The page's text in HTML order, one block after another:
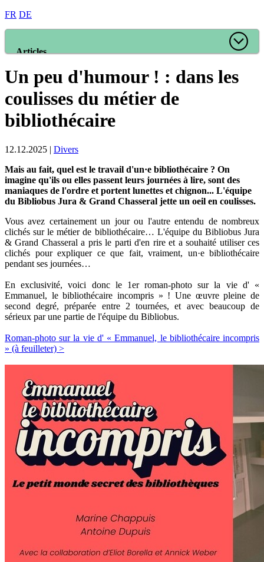
FR DE
Articles
Tous les articles
Articles recommandés
Les mieux notés
Catégories
L’Office de la culture
La Commission
informe
Les bibliothèques
informent
Locaux et
infrastructure
Collections
Utilisation
Finances
Gestion de la qualité
Droit et politique
Relations publiques
Encouragement à la
Du monde entier
Divers
Tags
Manifestations
Formation et
perfectionnement
Animations
Jeune public
Ecole et bibliothèque
Subventions
extraordinaires
Littérature de
Membres de la
commission
Un peu d'humour ! : dans les
coulisses du métier de
bibliothécaire
12.12.2025 | Divers
Mais au fait, quel est le travail d'un·e bibliothécaire ? On
imagine qu'ils ou elles passent leurs journées à lire, sont des
maniaques de l'ordre et portent lunettes et chignon... L'équipe
du Bibliobus Jura & Grand Chasseral jette un oeil en coulisses.
Vous avez certainement un jour ou l'autre entendu de nombreux
clichés sur le métier de bibliothécaire… L'équipe du Bibliobus Jura
& Grand Chasseral a pris le parti d'en rire et a souhaité utiliser ces
clichés pour expliquer ce que fait, vraiment, un·e bibliothécaire
pendant ses journées…
En exclusivité, voici donc le 1er roman-photo sur la vie d' «
Emmanuel, le bibliothécaire incompris » ! Une œuvre pleine de
second degré, préparée entre 2 tournées, et avec beaucoup de
sérieux par une partie de l'équipe du Bibliobus.
Roman-photo sur la vie d' « Emmanuel, le bibliothécaire incompris
» (à feuilleter) >